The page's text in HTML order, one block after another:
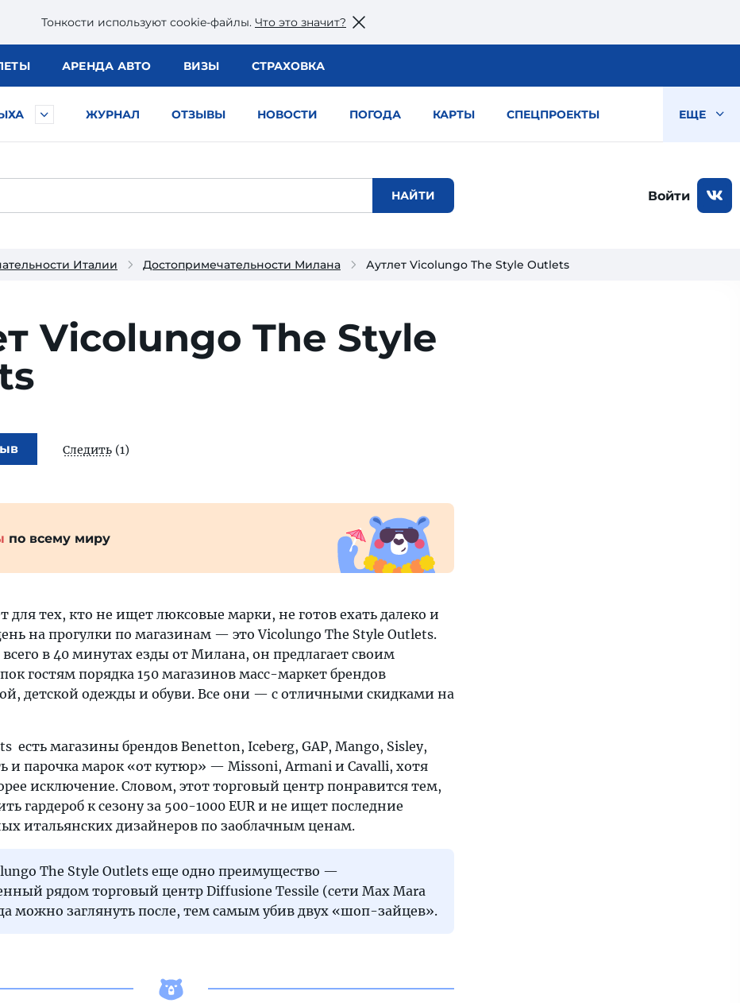
Тонкости используют сookie-файлы. Что это значит?
АРЕНДА АВТО ВИЗЫ СТРАХОВКА
ЖУРНАЛ ОТЗЫВЫ НОВОСТИ ПОГОДА КАРТЫ СПЕЦПРОЕКТЫ ЕЩЕ
Войти
Италии Достопримечательности Милана Аутлет Vicolungo The Style Outlets
Vicolungo The Style
Следить (1)
по всему миру
для тех, кто не ищет люксовые марки, не готов ехать далеко и
на прогулки по магазинам — это Vicolungo The Style Outlets.
в 40 минутах езды от Милана, он предлагает своим
гостям порядка 150 магазинов масс-маркет брендов
детской одежды и обуви. Все они — с отличными скидками на
есть магазины брендов Benetton, Iceberg, GAP, Mango, Sisley,
и парочка марок «от кутюр» — Missoni, Armani и Cavalli, хотя
исключение. Словом, этот торговый центр понравится тем,
гардероб к сезону за 500-1000 EUR и не ищет последние
итальянских дизайнеров по заоблачным ценам.
The Style Outlets еще одно преимущество —
рядом торговый центр Diffusione Tessile (сети Max Mara
можно заглянуть после, тем самым убив двух «шоп-зайцев».